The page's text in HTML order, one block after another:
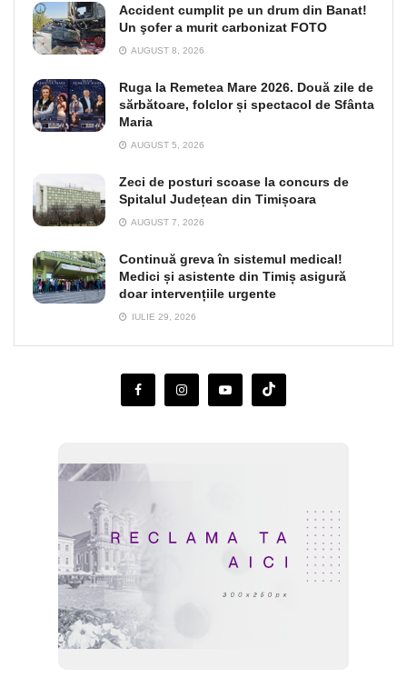
Accident cumplit pe un drum din Banat!
Un şofer a murit carbonizat FOTO
AUGUST 8, 2026
Ruga la Remetea Mare 2026. Două zile de
sărbătoare, folclor și spectacol de Sfânta
Maria
AUGUST 5, 2026
Zeci de posturi scoase la concurs de
Spitalul Județean din Timișoara
AUGUST 7, 2026
Continuă greva în sistemul medical!
Medici și asistente din Timiș asigură
doar intervențiile urgente
IULIE 29, 2026